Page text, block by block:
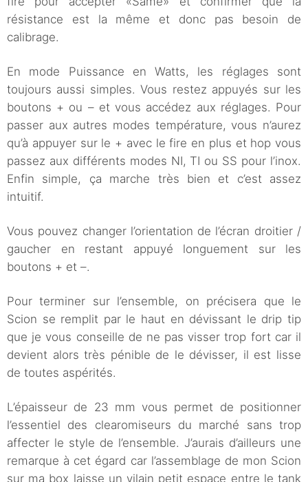
résistance est la même et donc pas besoin de
calibrage.
En mode Puissance en Watts, les réglages sont
toujours aussi simples. Vous restez appuyés sur les
boutons + ou – et vous accédez aux réglages. Pour
passer aux autres modes température, vous n’aurez
qu’à appuyer sur le + avec le fire en plus et hop vous
passez aux différents modes NI, TI ou SS pour l’inox.
Enfin simple, ça marche très bien et c’est assez
intuitif.
Vous pouvez changer l’orientation de l’écran droitier /
gaucher en restant appuyé longuement sur les
boutons + et –.
Pour terminer sur l’ensemble, on précisera que le
Scion se remplit par le haut en dévissant le drip tip
que je vous conseille de ne pas visser trop fort car il
devient alors très pénible de le dévisser, il est lisse
de toutes aspérités.
L’épaisseur de 23 mm vous permet de positionner
l’essentiel des clearomiseurs du marché sans trop
affecter le style de l’ensemble. J’aurais d’ailleurs une
remarque à cet égard car l’assemblage de mon Scion
sur ma box laisse un vilain petit espace entre le tank